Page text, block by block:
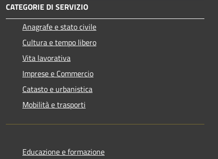
CATEGORIE DI SERVIZIO
Anagrafe e stato civile
Cultura e tempo libero
Vita lavorativa
Imprese e Commercio
Catasto e urbanistica
Mobilità e trasporti
Educazione e formazione